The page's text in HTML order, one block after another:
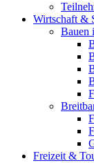
Wirtschaft &
Bauen
Freizeit &